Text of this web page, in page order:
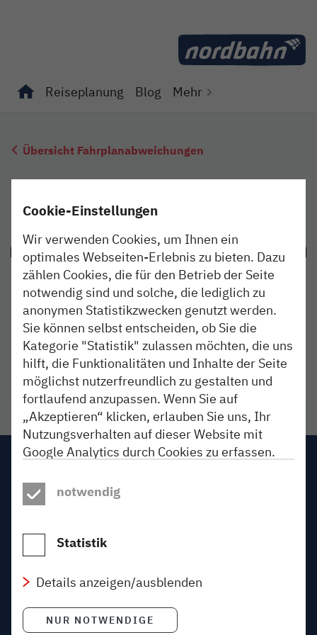
Reiseplanung Blog Mehr
Übersicht Fahrplanabweichungen
Alle angekündigten Baumaßnahmen und
Fahrplanänderungen im August 2026
Liste ansehen- Download als PDF
Link öffnet in neuem Fenster
Impressum
AGB
Gewinnspiele
Beförderungsbedingungen
Über den Blog
Cookie-Einstellungen
Wir verwenden Cookies, um Ihnen ein
optimales Webseiten-Erlebnis zu bieten. Dazu
zählen Cookies, die für den Betrieb der Seite
notwendig sind und solche, die lediglich zu
anonymen Statistikzwecken genutzt werden.
Sie können selbst entscheiden, ob Sie die
Kategorie "Statistik" zulassen möchten, die uns
hilft, die Funktionalitäten und Inhalte der Seite
möglichst nutzerfreundlich zu gestalten und
fortlaufend anzupassen. Wenn Sie auf
„Akzeptieren“ klicken, erlauben Sie uns, Ihr
Nutzungsverhalten auf dieser Website mit
Google Analytics durch Cookies zu erfassen.
verbessern und Inhalte für Sie personalisieren.
Google führt diese Informationen ggf. mit
Daten unter Umständen in die USA und stellt
sie Dritten zur Aussteuerung von
Werbeanzeigen zur Verfügung. Ein dem
Rechtsrahmen der Europäischen Union
gegenüber angemessenes Datenschutzniveau
kann dabei nicht garantiert werden. Ein Zugriff
notwendig
Statistik
Details anzeigen/ausblenden
NUR NOTWENDIGE